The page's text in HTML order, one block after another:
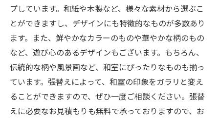
プしています。和紙や木製など、様々な素材から選ぶこ
とができますし、デザインにも特徴的なものが多数あり
ます。また、鮮やかなカラーのものや華やかな柄のもの
など、遊び心のあるデザインもございます。もちろん、
伝統的な柄や風景画など、和室にぴったりなものも揃っ
ています。張替えによって、和室の印象をガラリと変え
ることができますので、ぜひ一度ご相談ください。張替
えに必要なお見積もりも無料で承っておりますので、お